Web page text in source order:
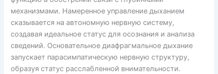
механизмами. Намеренное управление дыханием
сказывается на автономную нервную систему,
создавая идеальное статус для осознания и анализа
сведений. Основательное диафрагмальное дыхание
запускает парасимпатическую нервную структуру,
образуя статус расслабленной внимательности.